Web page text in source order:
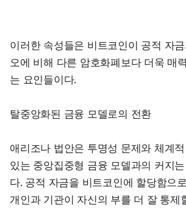
이러한 속성들은 비트코인이 공적 자
오에 비해 다른 암호화폐보다 더욱 매
는 요인들이다.
탈중앙화된 금융 모델로의 전환
애리조나 법안은 투명성 문제와 체계
있는 중앙집중형 금융 모델과의 커지
다. 공적 자금을 비트코인에 할당함으
개인과 기관이 자신의 부를 더 잘 통제